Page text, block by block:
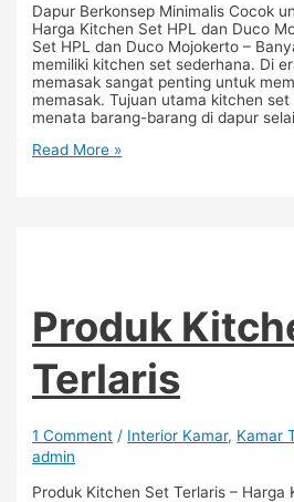
Dapur Berkonsep Minimalis Cocok
Harga Kitchen Set HPL dan Duco
Set HPL dan Duco Mojokerto –
memiliki kitchen set sederhana. Di
memasak sangat penting untuk
memasak. Tujuan utama kitchen
menata barang-barang di dapur
Read More »
Produk
Terlaris
1 Comment / Interior Kamar, Kamar
admin
Produk Kitchen Set Terlaris – Harga